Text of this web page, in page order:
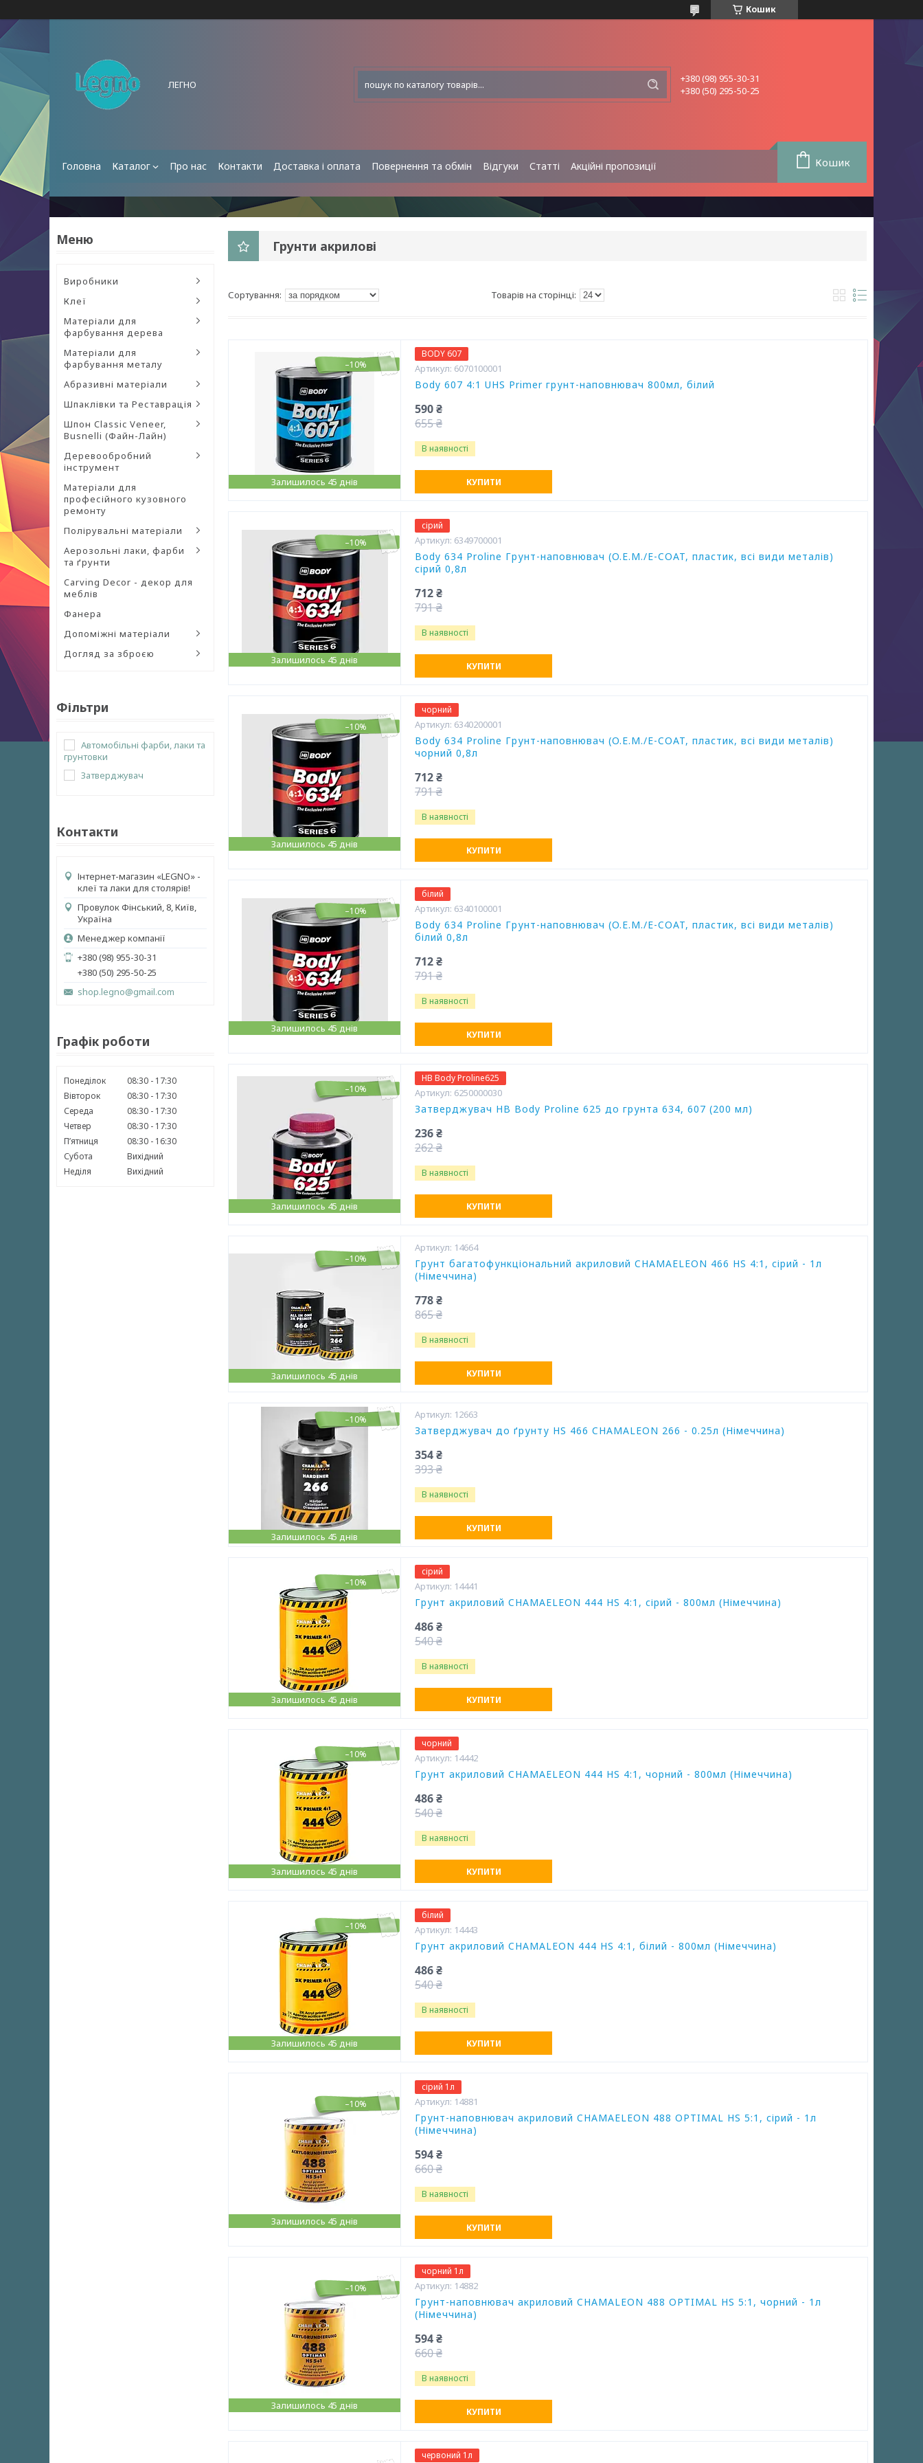
Кошик
ЛЕГНО
+380 (98) 955-30-31
+380 (50) 295-50-25
Головна Каталог Про нас Контакти Доставка і оплата Повернення та обмін Відгуки Статті Акційні пропозиції Кошик
Виробники
Клеї
Матеріали для
фарбування дерева
Матеріали для
фарбування металу
Абразивні матеріали
Шпаклівки та Реставрація
Шпон Classic Veneer,
Busnelli (Файн-Лайн)
Деревообробний
інструмент
Матеріали для
професійного кузовного
ремонту
Полірувальні матеріали
Аерозольні лаки, фарби
та ґрунти
Carving Decor - декор для
меблів
Фанера
Допоміжні матеріали
Догляд за зброєю
Фільтри
Автомобільні фарби, лаки та
грунтовки
Затверджувач
Контакти
Інтернет-магазин «LEGNO» -
клеї та лаки для столярів!
Провулок Фінський, 8, Київ,
Україна
Менеджер компанії
+380 (98) 955-30-31
+380 (50) 295-50-25
shop.legno@gmail.com
Графік роботи
Понеділок 08:30
17:30
Вівторок
08:30
17:30
Середа
08:30
17:30
Четвер
08:30
17:30
Пʼятниця
08:30
16:30
Субота
Вихідний
Неділя
Вихідний
Грунти акрилові
–10%
Залишилось 45 днів
BODY 607
6070100001
Body 607 4:1 UHS Primer грунт-наповнювач 800мл, білий
590 ₴
655 ₴
В наявності
КУПИТИ
–10%
Залишилось 45 днів
сірий
6349700001
Body 634 Proline Грунт-наповнювач (O.E.M./E-COAT, пластик, всі види металів)
сірий 0,8л
712 ₴
791 ₴
В наявності
КУПИТИ
–10%
Залишилось 45 днів
чорний
6340200001
Body 634 Proline Грунт-наповнювач (O.E.M./E-COAT, пластик, всі види металів)
чорний 0,8л
712 ₴
791 ₴
В наявності
КУПИТИ
–10%
Залишилось 45 днів
білий
6340100001
Body 634 Proline Грунт-наповнювач (O.E.M./E-COAT, пластик, всі види металів)
білий 0,8л
712 ₴
791 ₴
В наявності
КУПИТИ
–10%
Залишилось 45 днів
HB Body Proline625
6250000030
Затверджувач HB Body Proline 625 до грунта 634, 607 (200 мл)
236 ₴
262 ₴
В наявності
КУПИТИ
–10%
Залишилось 45 днів
14664
Грунт багатофункціональний акриловий CHAMAELEON 466 HS 4:1, сірий - 1л
(Німеччина)
778 ₴
865 ₴
В наявності
КУПИТИ
–10%
Залишилось 45 днів
12663
Затверджувач до ґрунту HS 466 CHAMALEON 266 - 0.25л (Німеччина)
354 ₴
393 ₴
В наявності
КУПИТИ
–10%
Залишилось 45 днів
сірий
14441
Грунт акриловий CHAMAELEON 444 HS 4:1, сірий - 800мл (Німеччина)
486 ₴
540 ₴
В наявності
КУПИТИ
–10%
Залишилось 45 днів
чорний
14442
Грунт акриловий CHAMAELEON 444 HS 4:1, чорний - 800мл (Німеччина)
486 ₴
540 ₴
В наявності
КУПИТИ
–10%
Залишилось 45 днів
білий
14443
Грунт акриловий CHAMALEON 444 HS 4:1, білий - 800мл (Німеччина)
486 ₴
540 ₴
В наявності
КУПИТИ
–10%
Залишилось 45 днів
сірий 1л
14881
Грунт-наповнювач акриловий CHAMAELEON 488 OPTIMAL HS 5:1, сірий - 1л
(Німеччина)
594 ₴
660 ₴
В наявності
КУПИТИ
–10%
Залишилось 45 днів
чорний 1л
14882
Грунт-наповнювач акриловий CHAMALEON 488 OPTIMAL HS 5:1, чорний - 1л
(Німеччина)
594 ₴
660 ₴
В наявності
КУПИТИ
червоний 1л